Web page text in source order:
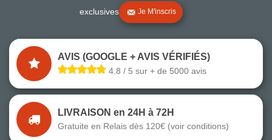
exclusives
Je M'inscris
AVIS (GOOGLE + AVIS VÉRIFIÉS)
4.8 / 5 sur + de 5000 avis
LIVRAISON en 24H à 72H
Gratuite en Relais dès 120€ (voir conditions)